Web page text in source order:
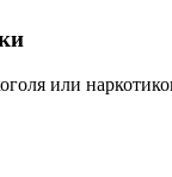
или